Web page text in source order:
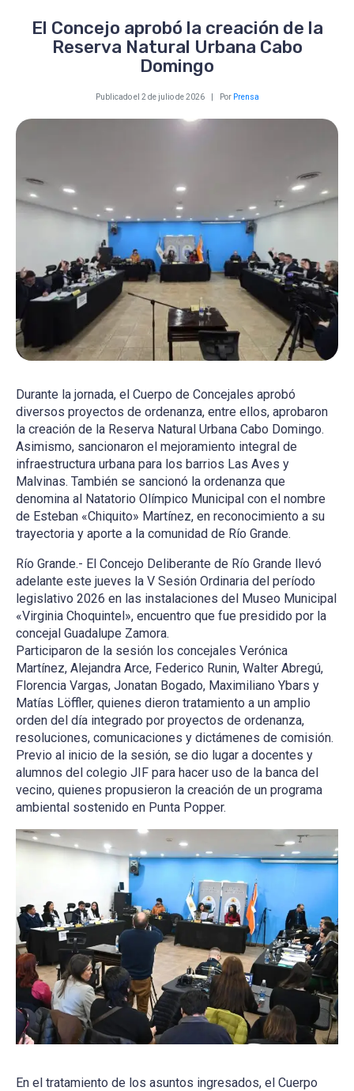
El Concejo aprobó la creación de la
Reserva Natural Urbana Cabo
Domingo
Publicado el 2 de julio de 2026 Por Prensa
Durante la jornada, el Cuerpo de Concejales aprobó
diversos proyectos de ordenanza, entre ellos, aprobaron
la creación de la Reserva Natural Urbana Cabo Domingo.
Asimismo, sancionaron el mejoramiento integral de
infraestructura urbana para los barrios Las Aves y
Malvinas. También se sancionó la ordenanza que
denomina al Natatorio Olímpico Municipal con el nombre
de Esteban «Chiquito» Martínez, en reconocimiento a su
trayectoria y aporte a la comunidad de Río Grande.
Río Grande.- El Concejo Deliberante de Río Grande llevó
adelante este jueves la V Sesión Ordinaria del período
legislativo 2026 en las instalaciones del Museo Municipal
«Virginia Choquintel», encuentro que fue presidido por la
concejal Guadalupe Zamora.
Participaron de la sesión los concejales Verónica
Martínez, Alejandra Arce, Federico Runin, Walter Abregú,
Florencia Vargas, Jonatan Bogado, Maximiliano Ybars y
Matías Löffler, quienes dieron tratamiento a un amplio
orden del día integrado por proyectos de ordenanza,
resoluciones, comunicaciones y dictámenes de comisión.
Previo al inicio de la sesión, se dio lugar a docentes y
alumnos del colegio JIF para hacer uso de la banca del
vecino, quienes propusieron la creación de un programa
ambiental sostenido en Punta Popper.
En el tratamiento de los asuntos ingresados, el Cuerpo